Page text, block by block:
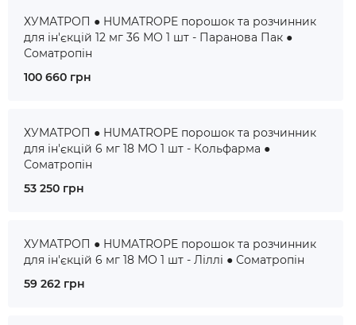
ХУМАТРОП ● HUMATROPE порошок та розчинник
для ін'єкцій 12 мг 36 МО 1 шт - Паранова Пак ●
Соматропін
100 660 грн
ХУМАТРОП ● HUMATROPE порошок та розчинник
для ін'єкцій 6 мг 18 МО 1 шт - Кольфарма ●
Соматропін
53 250 грн
ХУМАТРОП ● HUMATROPE порошок та розчинник
для ін'єкцій 6 мг 18 МО 1 шт - Ліллі ● Соматропін
59 262 грн